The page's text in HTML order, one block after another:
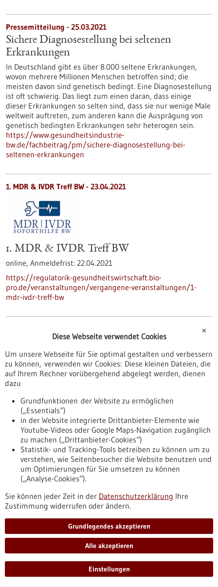
Pressemitteilung - 25.03.2021
Sichere Diagnosestellung bei seltenen
Erkrankungen
In Deutschland gibt es über 8.000 seltene Erkrankungen,
wovon mehrere Millionen Menschen betroffen sind; die
meisten davon sind genetisch bedingt. Eine Diagnosestellung
ist oft schwierig. Das liegt zum einen daran, dass einige
dieser Erkrankungen so selten sind, dass sie nur wenige Male
weltweit auftreten, zum anderen kann die Ausprägung von
genetisch bedingten Erkrankungen sehr heterogen sein.
https://www.gesundheitsindustrie-
bw.de/fachbeitrag/pm/sichere-diagnosestellung-bei-
seltenen-erkrankungen
1. MDR & IVDR Treff BW - 23.04.2021
1. MDR & IVDR Treff BW
online, Anmeldefrist: 22.04.2021
https://regulatorik-gesundheitswirtschaft.bio-
pro.de/veranstaltungen/vergangene-veranstaltungen/1-
mdr-ivdr-treff-bw
MDR & IVDR Treff BW
https://regulatorik-gesundheitswirtschaft.bio-
pro.de/veranstaltungen/mdr-ivdr-treff
Pressemitteilung - 24.03.2021
Impfung gegen mutiertes Protein erstmals bei
Hirntumor-Patienten geprüft
Tumorimpfungen können den Körper im Kampf gegen Krebs
unterstützen. Mutationen im Tumorerbgut führen häufig zu
krebstypisch veränderten Proteinen. Ein Impfstoff kann das
Immunsystem der Patienten auf solche mutierten Proteine
aufmerksam machen. Mediziner und Krebsforscher aus
mutationsspezifischen Impfstoff gegen bösartige
Hirntumoren in einer klinischen Studie geprüft.
https://www.gesundheitsindustrie-
bw.de/fachbeitrag/pm/impfung-gegen-mutiertes-protein-
erstmals-bei-hirntumor-patienten-geprueft
Pressemitteilung - 24.03.2021
✕
Diese Webseite verwendet Cookies
Um unsere Webseite für Sie optimal gestalten und verbessern
zu können, verwenden wir Cookies: Diese kleinen Dateien, die
auf Ihrem Rechner vorübergehend abgelegt werden, dienen
dazu
Grundfunktionen der Website zu ermöglichen
(„Essentials“)
in der Website integrierte Drittanbieter-Elemente wie
Youtube-Videos oder Google Maps-Navigation zugänglich
zu machen („Drittanbieter-Cookies“)
Statistik- und Tracking-Tools betreiben zu können um zu
verstehen, wie Seitenbesucher die Website benutzen und
um Optimierungen für Sie umsetzen zu können
(„Analyse-Cookies“).
Sie können jeder Zeit in der Datenschutzerklärung Ihre
Zustimmung widerrufen oder ändern.
Grundlegendes akzeptieren
Alle akzeptieren
Einstellungen